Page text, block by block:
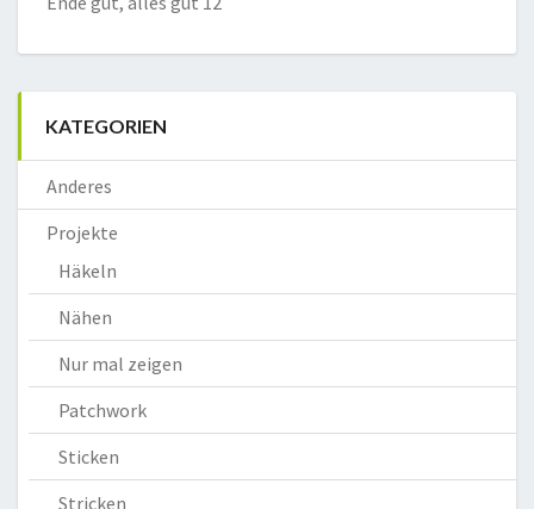
KATEGORIEN
Anderes
Projekte
Häkeln
Nähen
Nur mal zeigen
Patchwork
Sticken
Stricken